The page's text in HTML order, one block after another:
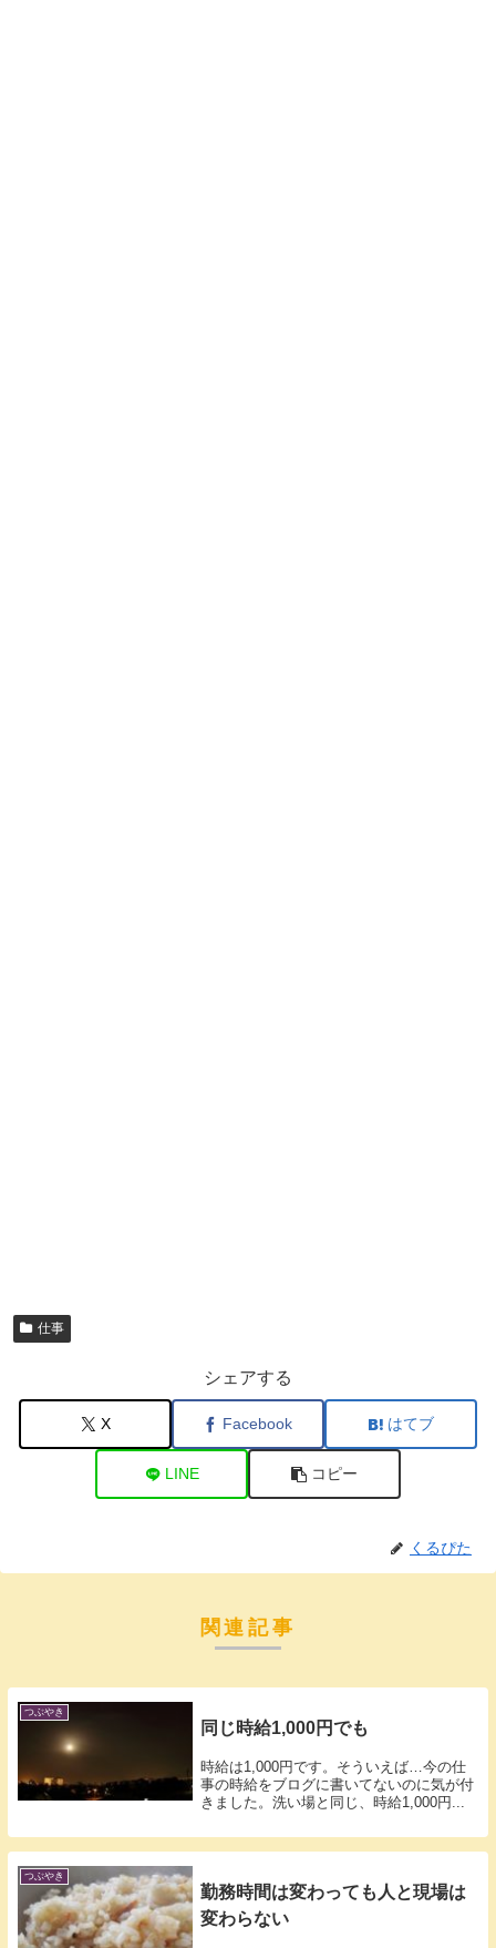
仕事
シェアする
X Facebook はてブ
LINE コピー
くるぴた
関連記事
つぶやき
同じ時給1,000円でも
時給は1,000円です。そういえば…今の仕
事の時給をブログに書いてないのに気が付
きました。洗い場と同じ、時給1,000円...
つぶやき
勤務時間は変わっても人と現場は
変わらない